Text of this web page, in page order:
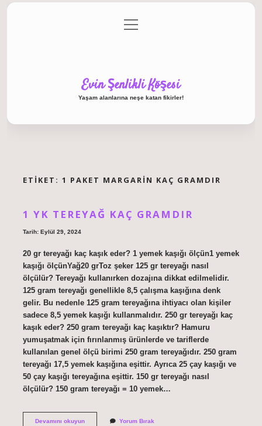
Gizlilik Politikası
menüyü
aç
Evin Şenlikli Köşesi
Yaşam alanlarına neşe katan fikirler!
ETIKET: 1 PAKET MARGARIN KAÇ GRAMDIR
1 YK TEREYAĞ KAÇ GRAMDIR
Tarih: Eylül 29, 2024
20 gr tereyağı kaç kaşık eder? 1 yemek kaşığı ölçün1 yemek
kaşığı ölçünYağ20 grToz şeker 125 gr tereyağı nasıl
ölçülür? Tereyağı kullanırken dozajına dikkat edilmelidir.
125 gram tereyağı genellikle 8,5 çalışma kaşığına denk
gelir. Bu nedenle 125 gram tereyağına ihtiyacı olan kişiler
sadece 8,5 yemek kaşığı kullanmalıdır. 250 gr tereyağı kaç
kaşık eder? 250 gram tereyağı kaç kaşıktır? Hamuru
yumuşatmak için fırınlanmış ürünlerde ve tariflerde
kullanılan genel ölçü birimi 250 gram tereyağıdır. 250 gram
tereyağı 17,5 yemek kaşığına eşittir. Ayrıca 25 çay kaşığı ve
50 çay kaşığı tereyağına eşittir. 150 gr tereyağı nasıl
ölçülür? 150 gram tereyağı = 10 yemek…
Devamını okuyun1
Yorum Bırak